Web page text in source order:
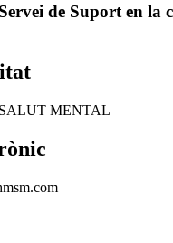
de Suport en la
MENTAL